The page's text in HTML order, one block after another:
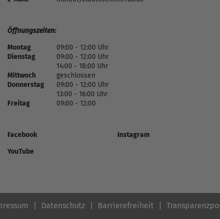
Öffnungszeiten:
Montag
09:00 - 12:00 Uhr
Dienstag
09:00 - 12:00 Uhr
14:00 - 18:00 Uhr
Mittwoch
geschlossen
Donnerstag
09:00 - 12:00 Uhr
13:00 - 16:00 Uhr
Freitag
09:00 - 12:00
Facebook
Instagram
YouTube
Datenschutz Barrierefreiheit